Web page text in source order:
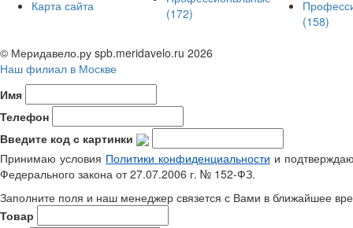
Карта сайта
(172)
(158)
© Меридавело.ру spb.meridavelo.ru 2026
Наш филиал в Москве
Имя
Телефон
Введите код с картинки
Принимаю условия Политики конфиденциальности и
Федерального закона от 27.07.2006 г. № 152-ФЗ.
Заполните поля и наш менеджер связется с Вами в ближайшее
Товар